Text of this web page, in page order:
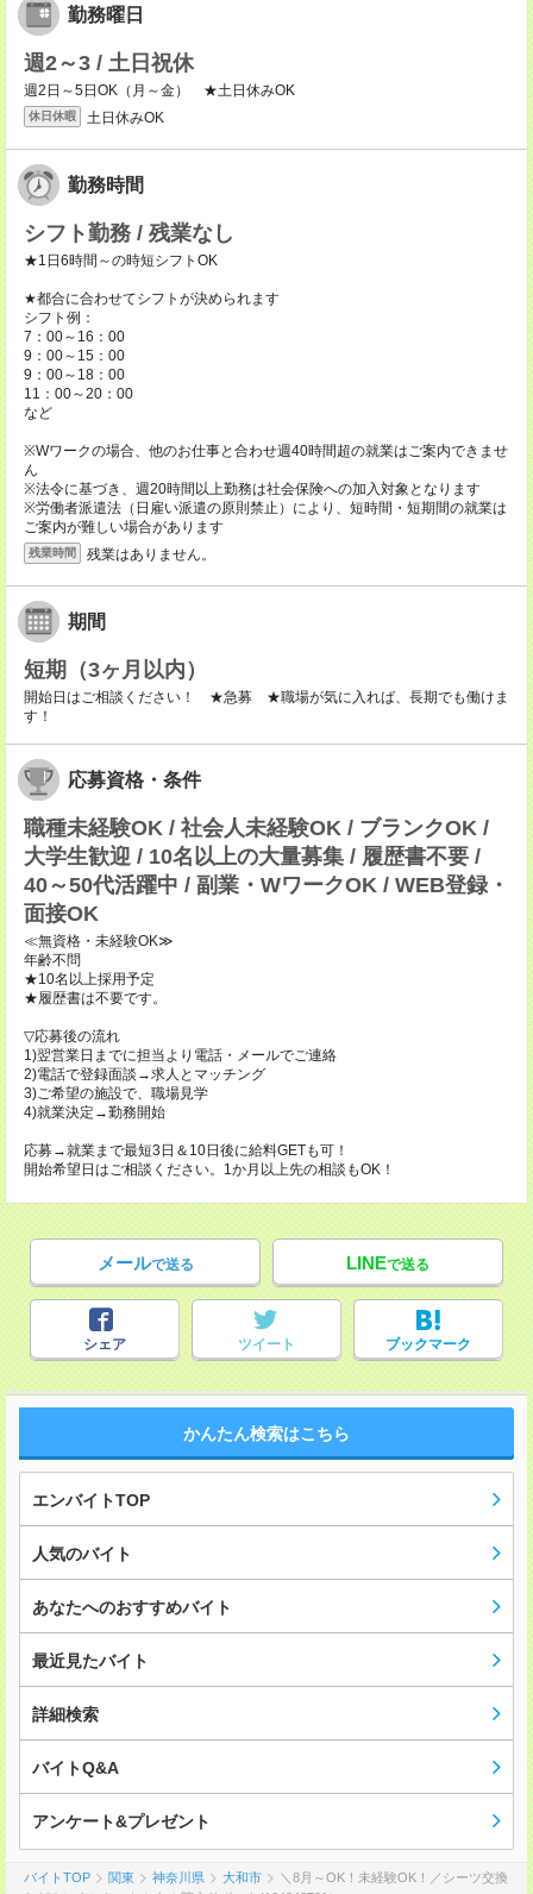
勤務曜日
週2～3 / 土日祝休
週2日～5日OK（月～金） ★土日休みOK
休日休暇 土日休みOK
勤務時間
シフト勤務 / 残業なし
★1日6時間～の時短シフトOK
★都合に合わせてシフトが決められます
シフト例：
7：00～16：00
9：00～15：00
9：00～18：00
11：00～20：00
など
※Wワークの場合、他のお仕事と合わせ週40時間超の就業はご案内できませ
ん
※法令に基づき、週20時間以上勤務は社会保険への加入対象となります
※労働者派遣法（日雇い派遣の原則禁止）により、短時間・短期間の就業は
ご案内が難しい場合があります
残業時間 残業はありません。
期間
短期（3ヶ月以内）
開始日はご相談ください！ ★急募 ★職場が気に入れば、長期でも働けま
す！
応募資格・条件
職種未経験OK / 社会人未経験OK / ブランクOK /
大学生歓迎 / 10名以上の大量募集 / 履歴書不要 /
40～50代活躍中 / 副業・WワークOK / WEB登録・
面接OK
≪無資格・未経験OK≫
年齢不問
★10名以上採用予定
★履歴書は不要です。
▽応募後の流れ
1)翌営業日までに担当より電話・メールでご連絡
2)電話で登録面談→求人とマッチング
3)ご希望の施設で、職場見学
4)就業決定→勤務開始
応募→就業まで最短3日＆10日後に給料GETも可！
開始希望日はご相談ください。1か月以上先の相談もOK！
メールで送る LINEで送る
シェア ツイート ブックマーク
かんたん検索はこちら
エンバイトTOP
人気のバイト
あなたへのおすすめバイト
最近見たバイト
詳細検索
バイトQ&A
アンケート&プレゼント
バイトTOP 関東 神奈川県 大和市
＼8月～OK！未経験OK！／シーツ交換